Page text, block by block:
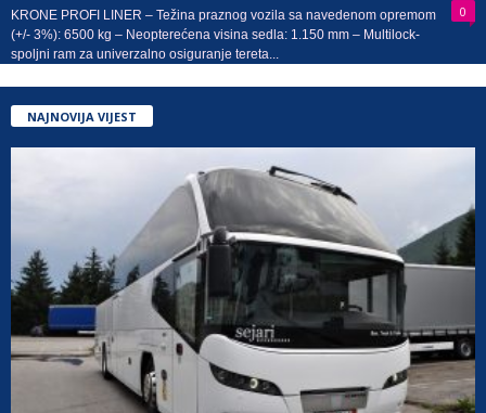
0
KRONE PROFI LINER – Težina praznog vozila sa navedenom opremom
(+/- 3%): 6500 kg – Neopterećena visina sedla: 1.150 mm – Multilock-
spoljni ram za univerzalno osiguranje tereta...
NAJNOVIJA VIJEST